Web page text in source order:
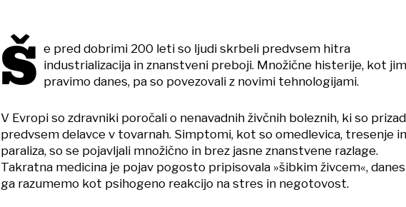
Š e pred dobrimi 200 leti so ljudi skrbeli predvsem hitra
industrializacija in znanstveni preboji. Množične histerije, kot jim
pravimo danes, pa so povezovali z novimi tehnologijami.
V Evropi so zdravniki poročali o nenavadnih živčnih boleznih, ki so
predvsem delavce v tovarnah. Simptomi, kot so omedlevica, tresenje in
paraliza, so se pojavljali množično in brez jasne znanstvene razlage.
Takratna medicina je pojav pogosto pripisovala »šibkim živcem«,
ga razumemo kot psihogeno reakcijo na stres in negotovost.